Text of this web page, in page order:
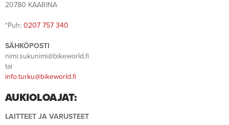
20780 KAARINA
*Puh: 0207 757 340
SÄHKÖPOSTI
nimi.sukunimi@bikeworld.fi
tai
info.turku@bikeworld.fi
AUKIOLOAJAT:
LAITTEET JA VARUSTEET